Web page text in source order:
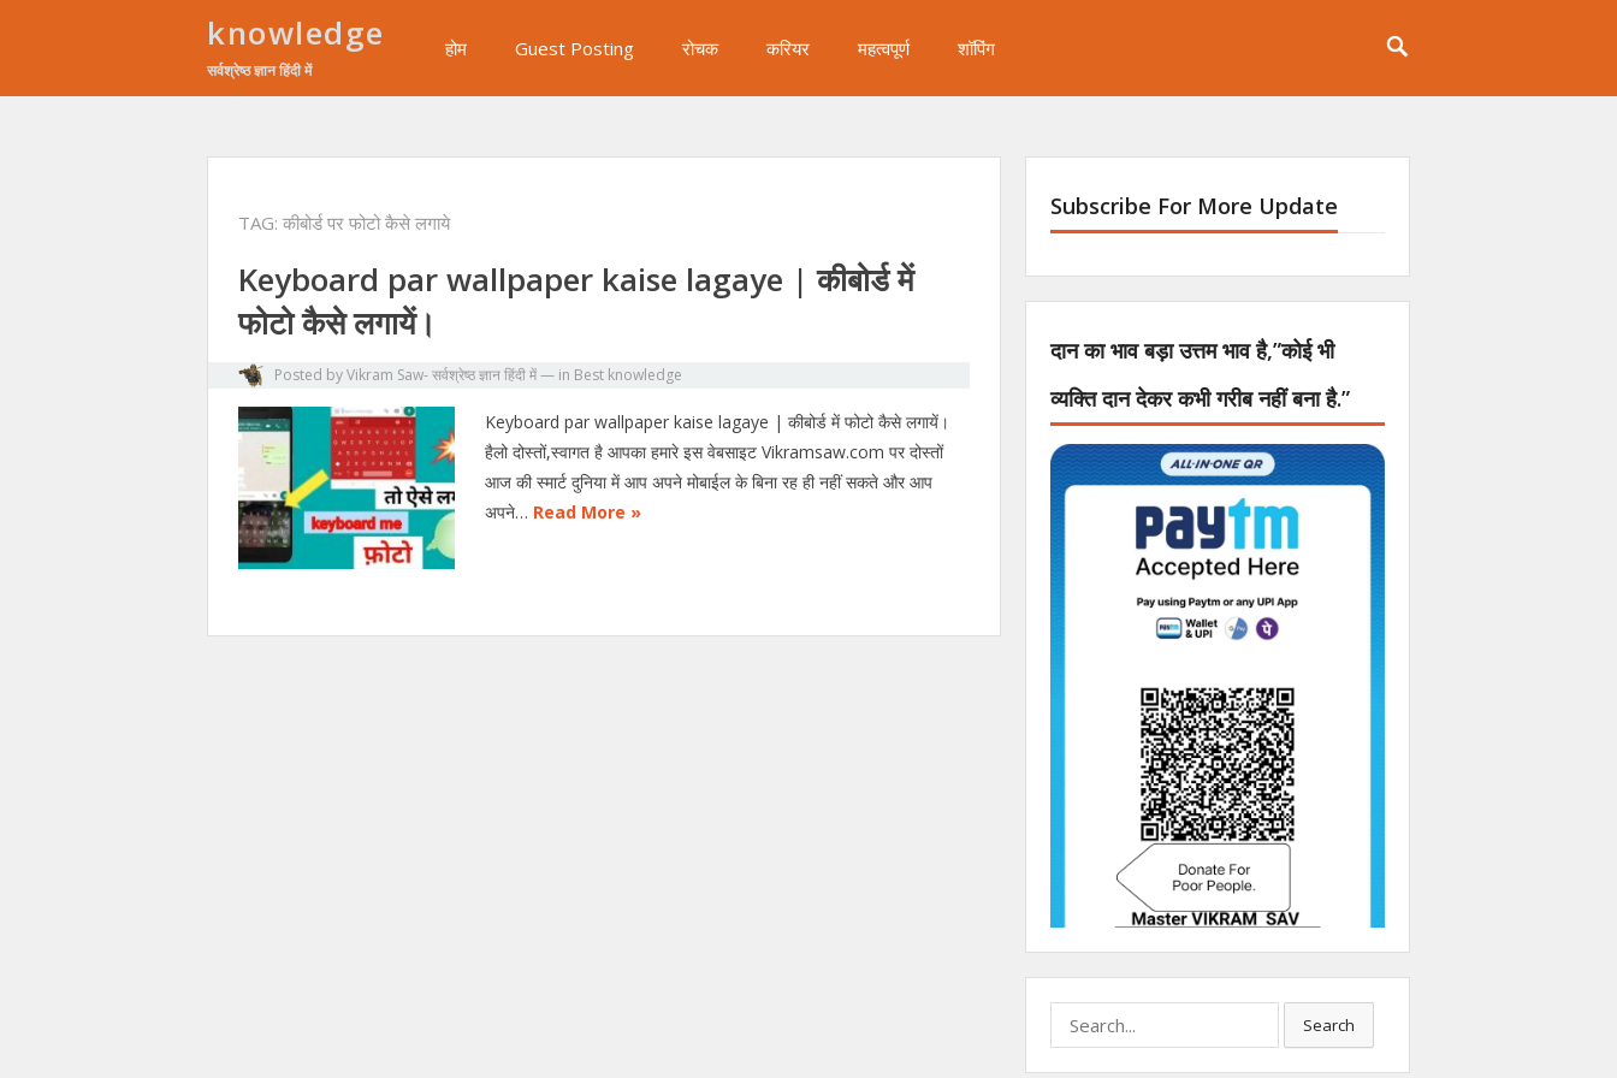
knowledge
सर्वश्रेष्ठ ज्ञान हिंदी में
होम Guest Posting रोचक करियर महत्वपूर्ण शॉपिंग
TAG: कीबोर्ड पर फोटो कैसे लगाये
Keyboard par wallpaper kaise lagaye | कीबोर्ड में
फोटो कैसे लगायें।
Posted byVikram Saw- सर्वश्रेष्ठ ज्ञान हिंदी में— in Best knowledge
Keyboard par wallpaper kaise lagaye | कीबोर्ड में फोटो कैसे लगायें।
हैलो दोस्तों,स्वागत है आपका हमारे इस वेबसाइट Vikramsaw.com पर दोस्तों
आज की स्मार्ट दुनिया में आप अपने मोबाईल के बिना रह ही नहीं सकते और आप
अपने… Read More »
Subscribe For More Update
दान का भाव बड़ा उत्तम भाव है,”कोई भी
व्यक्ति दान देकर कभी गरीब नहीं बना है.”
Search